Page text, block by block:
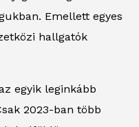
Emellett egyes
hallgatók
egyik leginkább
2023-ban több